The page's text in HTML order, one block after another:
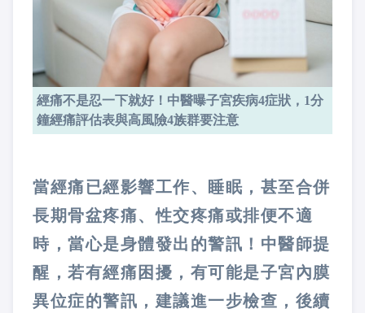
經痛不是忍一下就好！中醫曝子宮疾病4症狀，1分
鐘經痛評估表與高風險4族群要注意
當經痛已經影響工作、睡眠，甚至合併
長期骨盆疼痛、性交疼痛或排便不適
時，當心是身體發出的警訊！中醫師提
醒，若有經痛困擾，有可能是子宮內膜
異位症的警訊，建議進一步檢查，後續